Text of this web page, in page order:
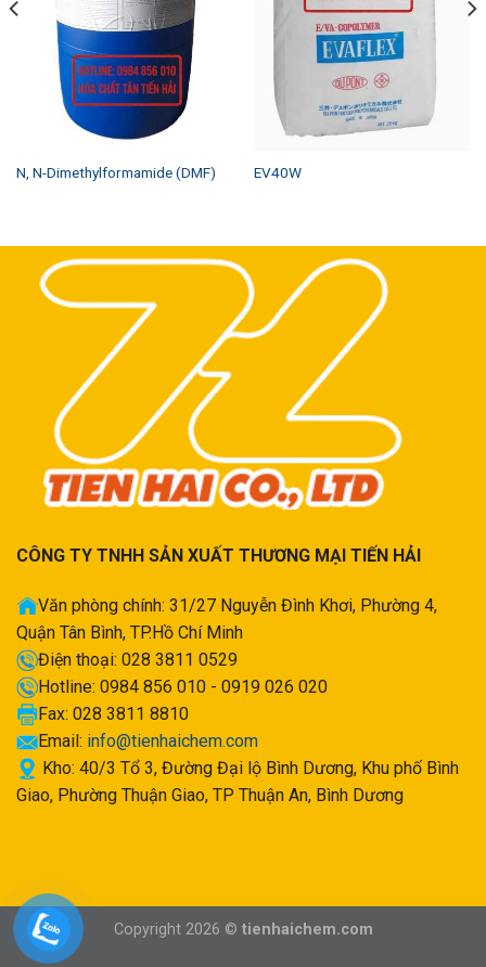
N, N-Dimethylformamide (DMF) EV40W
CÔNG TY TNHH SẢN XUẤT THƯƠNG MẠI TIẾN HẢI
Văn phòng chính: 31/27 Nguyễn Đình Khơi, Phường 4,
Quận Tân Bình, TP.Hồ Chí Minh
Điện thoại: 028 3811 0529
Hotline: 0984 856 010 - 0919 026 020
Fax: 028 3811 8810
Email: info@tienhaichem.com
Kho: 40/3 Tổ 3, Đường Đại lộ Bình Dương, Khu phố Bình
Giao, Phường Thuận Giao, TP Thuận An, Bình Dương
Copyright 2026 © tienhaichem.com